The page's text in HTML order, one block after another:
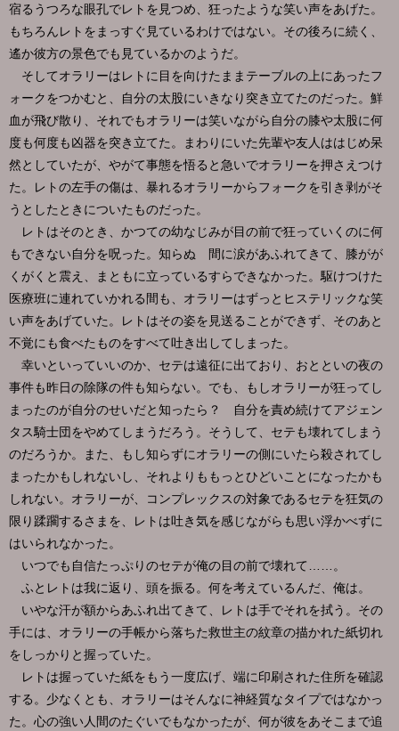
宿るうつろな眼孔でレトを見つめ、狂ったような笑い声をあげた。
もちろんレトをまっすぐ見ているわけではない。その後ろに続く、
遙か彼方の景色でも見ているかのようだ。
そしてオラリーはレトに目を向けたままテーブルの上にあったフ
ォークをつかむと、自分の太股にいきなり突き立てたのだった。鮮
血が飛び散り、それでもオラリーは笑いながら自分の膝や太股に何
度も何度も凶器を突き立てた。まわりにいた先輩や友人ははじめ呆
然としていたが、やがて事態を悟ると急いでオラリーを押さえつけ
た。レトの左手の傷は、暴れるオラリーからフォークを引き剥がそ
うとしたときについたものだった。
レトはそのとき、かつての幼なじみが目の前で狂っていくのに何
もできない自分を呪った。知らぬ 間に涙があふれてきて、膝がが
くがくと震え、まともに立っているすらできなかった。駆けつけた
医療班に連れていかれる間も、オラリーはずっとヒステリックな笑
い声をあげていた。レトはその姿を見送ることができず、そのあと
不覚にも食べたものをすべて吐き出してしまった。
幸いといっていいのか、セテは遠征に出ており、おとといの夜の
事件も昨日の除隊の件も知らない。でも、もしオラリーが狂ってし
まったのが自分のせいだと知ったら？ 自分を責め続けてアジェン
タス騎士団をやめてしまうだろう。そうして、セテも壊れてしまう
のだろうか。また、もし知らずにオラリーの側にいたら殺されてし
まったかもしれないし、それよりももっとひどいことになったかも
しれない。オラリーが、コンプレックスの対象であるセテを狂気の
限り蹂躙するさまを、レトは吐き気を感じながらも思い浮かべずに
はいられなかった。
いつでも自信たっぷりのセテが俺の目の前で壊れて……。
ふとレトは我に返り、頭を振る。何を考えているんだ、俺は。
いやな汗が額からあふれ出てきて、レトは手でそれを拭う。その
手には、オラリーの手帳から落ちた救世主の紋章の描かれた紙切れ
をしっかりと握っていた。
レトは握っていた紙をもう一度広げ、端に印刷された住所を確認
する。少なくとも、オラリーはそんなに神経質なタイプではなかっ
た。心の強い人間のたぐいでもなかったが、何が彼をあそこまで追